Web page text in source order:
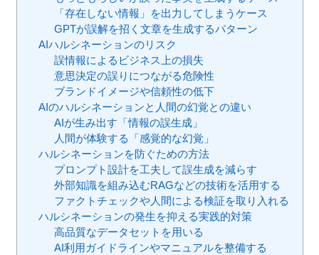
「存在しない情報」を出力してしまうケース
GPTが誤解を招く文章を生成するパターン
AIハルシネーションのリスク
誤情報によるビジネス上の損失
意思決定の誤りにつながる危険性
ブランドイメージや信頼性の低下
AIのハルシネーションと人間の幻覚との違い
AIが生み出す「情報の誤生成」
人間が体験する「感覚的な幻覚」
ハルシネーションを防ぐための方法
プロンプト設計を工夫して誤生成を減らす
外部知識を組み込むRAGなどの技術を活用する
ファクトチェックや人間による検証を取り入れる
ハルシネーションの発生を抑える実践的対策
高品質なデータセットを用いる
AI利用ガイドラインやマニュアルを整備する